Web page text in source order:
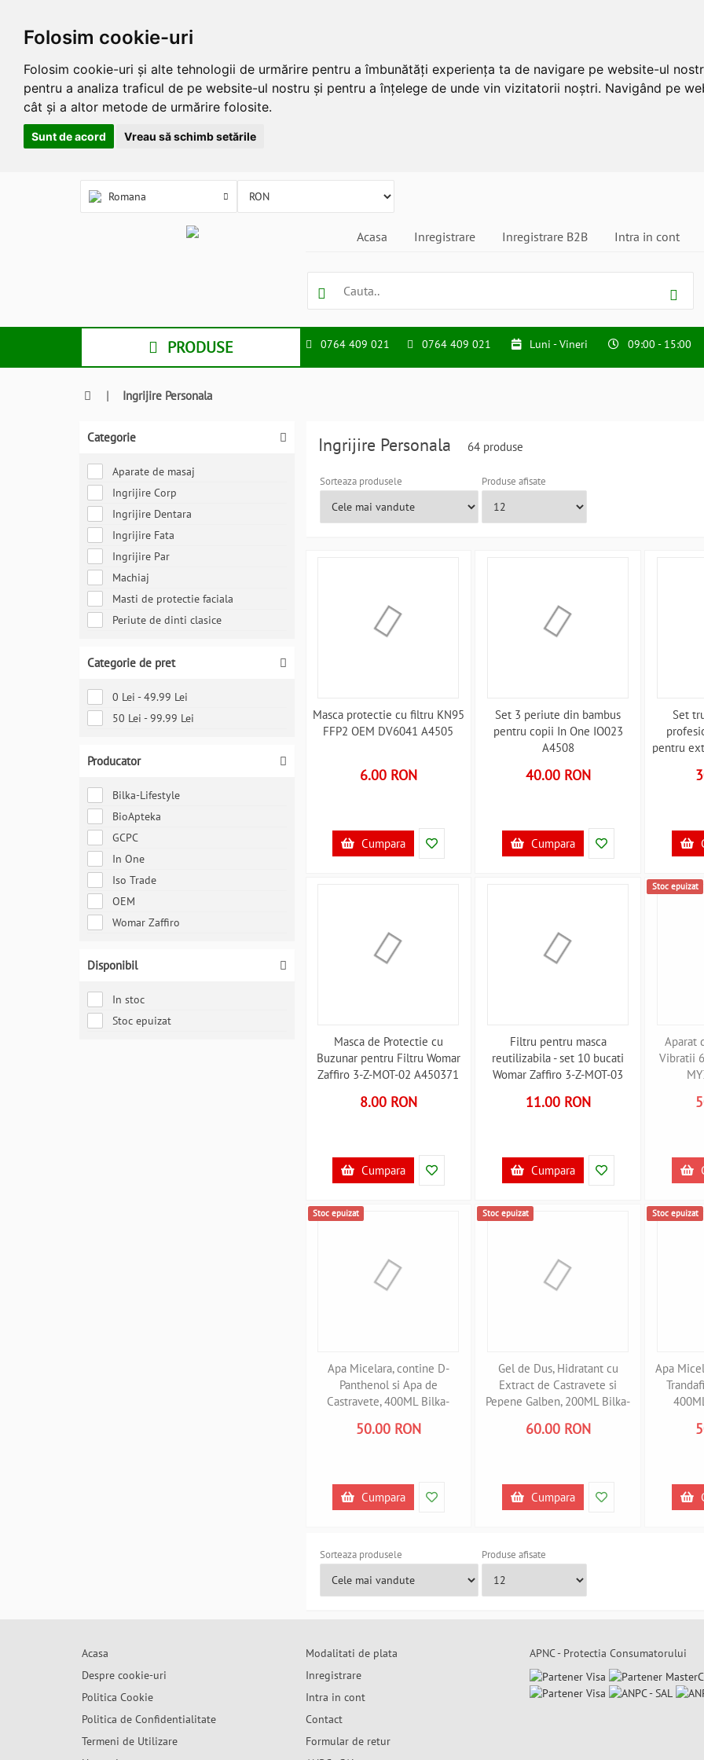
Folosim cookie-uri
Folosim cookie-uri și alte tehnologii de urmărire pentru a îmbunătăți experiența ta de navigare pe website-ul
pentru a analiza traficul de pe website-ul nostru și pentru a înțelege de unde vin vizitatorii noștri. Navigând pe
cât și a altor metode de urmărire folosite.
Sunt de acord Vreau să schimb setările
Romana
Acasa Inregistrare Inregistrare B2B Intra in cont
PRODUSE 0764 409 021 0764 409 021 Luni - Vineri 09:00 - 15:00
| Ingrijire Personala
Categorie
Aparate de masaj
Ingrijire Corp
Ingrijire Dentara
Ingrijire Fata
Ingrijire Par
Machiaj
Masti de protectie faciala
Periute de dinti clasice
Categorie de pret
0 Lei - 49.99 Lei
50 Lei - 99.99 Lei
Producator
Bilka-Lifestyle
BioApteka
GCPC
In One
Iso Trade
OEM
Womar Zaffiro
Disponibil
In stoc
Stoc epuizat
Ingrijire Personala 64 produse
Sorteaza produsele Produse afisate
Masca protectie cu filtru KN95
FFP2 OEM DV6041 A4505
6.00 RON
Cumpara
Set 3 periute din bambus
pentru copii In One IO023
A4508
40.00 RON
Cumpara
Set
pentru
Masca de Protectie cu
Buzunar pentru Filtru Womar
Zaffiro 3-Z-MOT-02 A450371
8.00 RON
Cumpara
Filtru pentru masca
reutilizabila - set 10 bucati
Womar Zaffiro 3-Z-MOT-03
11.00 RON
Cumpara
Stoc epuizat
Aparat
Vibratii
Stoc epuizat
Apa Micelara, contine D-
Panthenol si Apa de
Castravete, 400ML Bilka-
50.00 RON
Cumpara
Stoc epuizat
Gel de Dus, Hidratant cu
Extract de Castravete si
Pepene Galben, 200ML Bilka-
60.00 RON
Cumpara
Stoc epuizat
Apa
Sorteaza produsele Produse afisate
Acasa
Despre cookie-uri
Politica Cookie
Politica de Confidentialitate
Termeni de Utilizare
Modalitati de plata
Inregistrare
Intra in cont
Contact
Formular de retur
APNC - Protectia Consumatorului